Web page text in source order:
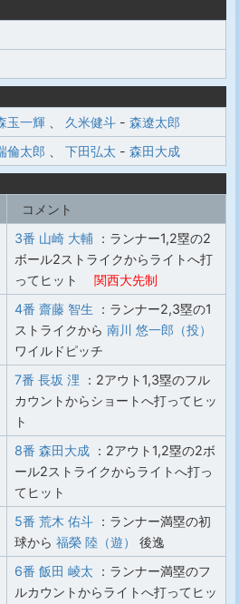
玉一輝 久米健斗 - 森遼太郎
倫太郎 下田弘太 - 森田大成
コメント
3番 山崎 大輔 ：ランナー1,2塁の2
ボール2ストライクからライトへ打
ってヒット
関西大先制
4番 齋藤 智生 ：ランナー2,3塁の1
ストライクから 南川 悠一郎（投）
ワイルドピッチ
7番 長坂 浬 ：2アウト1,3塁のフル
カウントからショートへ打ってヒッ
ト
8番 森田大成 ：2アウト1,2塁の2ボ
ール2ストライクからライトへ打っ
てヒット
5番 荒木 佑斗 ：ランナー満塁の初
球から 福榮 陸（遊） 後逸
6番 飯田 崚太 ：ランナー満塁のフ
ルカウントからライトへ打ってヒッ